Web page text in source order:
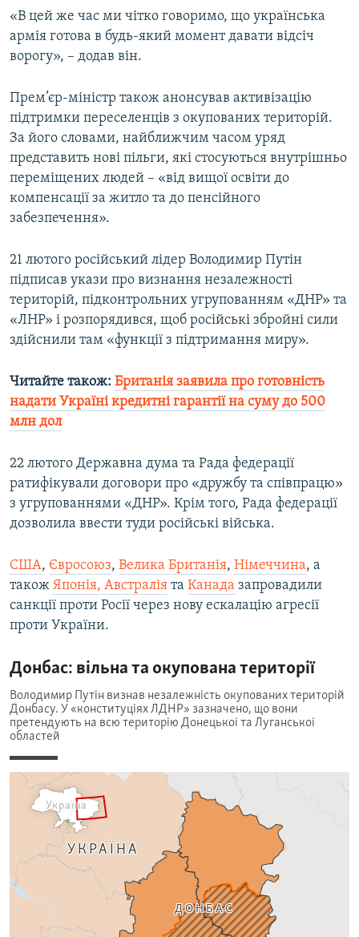
«В цей же час ми чітко говоримо, що українська
армія готова в будь-який момент давати відсіч
ворогу», – додав він.
Прем’єр-міністр також анонсував активізацію
підтримки переселенців з окупованих територій.
За його словами, найближчим часом уряд
представить нові пільги, які стосуються внутрішньо
переміщених людей – «від вищої освіти до
компенсації за житло та до пенсійного
забезпечення».
21 лютого російський лідер Володимир Путін
підписав укази про визнання незалежності
територій, підконтрольних угрупованням «ДНР» та
«ЛНР» і розпорядився, щоб російські збройні сили
здійснили там «функції з підтримання миру».
Читайте також: Британія заявила про готовність
надати Україні кредитні гарантії на суму до 500
млн дол
22 лютого Державна дума та Рада федерації
ратифікували договори про «дружбу та співпрацю»
з угрупованнями «ДНР». Крім того, Рада федерації
дозволила ввести туди російські війська.
США, Євросоюз, Велика Британія, Німеччина, а
також Японія, Австралія та Канада запровадили
санкції проти Росії через нову ескалацію агресії
проти України.